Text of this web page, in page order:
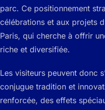
parc. Ce positionnement
célébrations et aux projets
Paris, qui cherche à offrir
riche et diversifiée.
Les visiteurs peuvent donc
conjugue tradition et
renforcée, des effets